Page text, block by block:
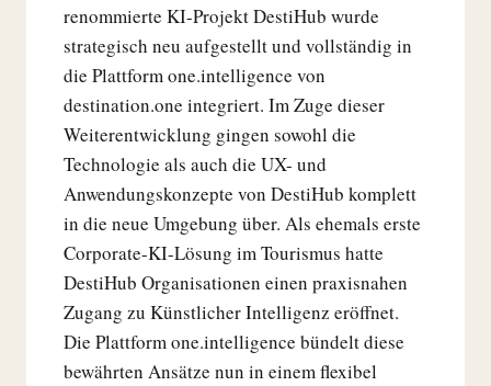
renommierte KI-Projekt DestiHub wurde
strategisch neu aufgestellt und vollständig in
die Plattform one.intelligence von
destination.one integriert. Im Zuge dieser
Weiterentwicklung gingen sowohl die
Technologie als auch die UX- und
Anwendungskonzepte von DestiHub komplett
in die neue Umgebung über. Als ehemals erste
Corporate-KI-Lösung im Tourismus hatte
DestiHub Organisationen einen praxisnahen
Zugang zu Künstlicher Intelligenz eröffnet.
Die Plattform one.intelligence bündelt diese
bewährten Ansätze nun in einem flexibel